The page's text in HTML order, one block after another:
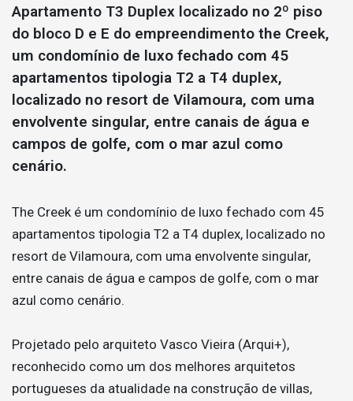
Apartamento T3 Duplex localizado no 2º piso
do bloco D e E do empreendimento the Creek,
um condomínio de luxo fechado com 45
apartamentos tipologia T2 a T4 duplex,
localizado no resort de Vilamoura, com uma
envolvente singular, entre canais de água e
campos de golfe, com o mar azul como
cenário.
The Creek é um condomínio de luxo fechado com 45
apartamentos tipologia T2 a T4 duplex, localizado no
resort de Vilamoura, com uma envolvente singular,
entre canais de água e campos de golfe, com o mar
azul como cenário.
Projetado pelo arquiteto Vasco Vieira (Arqui+),
reconhecido como um dos melhores arquitetos
portugueses da atualidade na construção de villas,